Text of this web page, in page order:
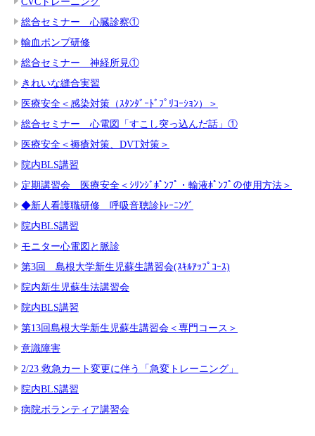
総合セミナー 心臓診察①
輸血ポンプ研修
総合セミナー 神経所見①
きれいな縫合実習
医療安全＜感染対策（ｽﾀﾝﾀﾞｰﾄﾞﾌﾟﾘｺｰｼｮﾝ）＞
総合セミナー 心電図「すこし突っ込んだ話」①
医療安全＜褥瘡対策、DVT対策＞
院内BLS講習
定期講習会 医療安全＜ｼﾘﾝｼﾞﾎﾟﾝﾌﾟ・輸液ﾎﾟﾝﾌﾟの使用方法＞
◆新人看護職研修 呼吸音聴診ﾄﾚｰﾆﾝｸﾞ
院内BLS講習
モニター心電図と脈診
第3回 島根大学新生児蘇生講習会(ｽｷﾙｱｯﾌﾟｺｰｽ)
院内新生児蘇生法講習会
院内BLS講習
第13回島根大学新生児蘇生講習会＜専門コース＞
意識障害
2/23 救急カート変更に伴う「急変トレーニング」
院内BLS講習
病院ボランティア講習会